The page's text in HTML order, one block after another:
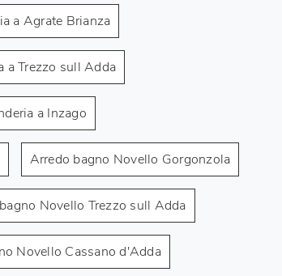
a Agrate Brianza
a Trezzo sull Adda
a Inzago
Arredo bagno Novello Gorgonzola
Novello Trezzo sull Adda
Novello Cassano d'Adda